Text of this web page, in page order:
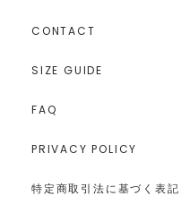
CONTACT
SIZE GUIDE
FAQ
PRIVACY POLICY
特定商取引法に基づく表記